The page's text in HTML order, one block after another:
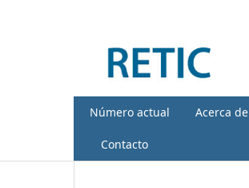
Número actual Acerca de
Contacto